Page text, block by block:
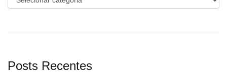
Posts Recentes